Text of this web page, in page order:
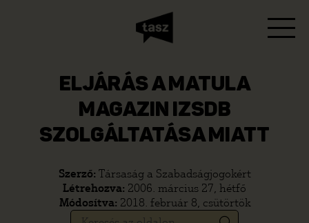
ELJÁRÁS A MATULA
MAGAZIN IZSDB
SZOLGÁLTATÁSA MIATT
Szerző: Társaság a Szabadságjogokért
Létrehozva: 2006. március 27, hétfő
Módosítva: 2018. február 8, csütörtök